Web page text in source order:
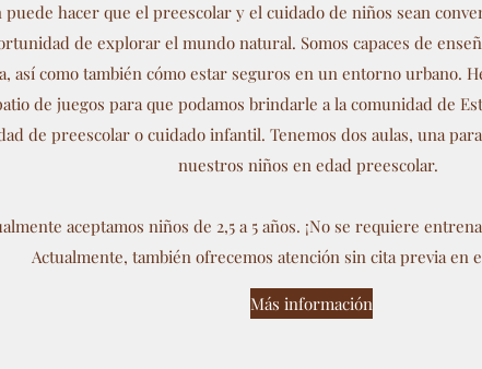
hacer que el preescolar y el cuidado de niños sean
de explorar el mundo natural. Somos capaces de
así como también cómo estar seguros en un entorno urbano.
de juegos para que podamos brindarle a la comunidad de
de preescolar o cuidado infantil. Tenemos dos aulas, una
nuestros niños en edad preescolar.
aceptamos niños de 2,5 a 5 años. ¡No se requiere
Actualmente, también ofrecemos atención sin cita previa en
Más información